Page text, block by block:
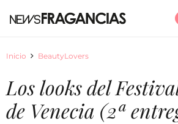
Inicio BeautyLovers
Los looks del
de Venecia (2ª